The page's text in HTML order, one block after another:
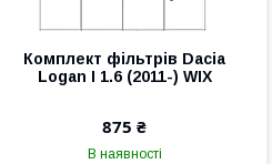
Комплект фільтрів Dacia
Logan I 1.6 (2011-) WIX
875 ₴
В наявності